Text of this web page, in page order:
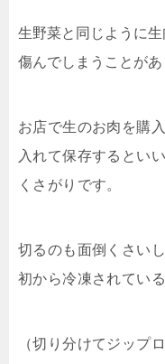
生野菜と同じように
傷んでしまうことがあ
お店で生のお肉を購
入れて保存するとい
くさがりです。
切るのも面倒くさい
初から冷凍されてい
（切り分けてジップ